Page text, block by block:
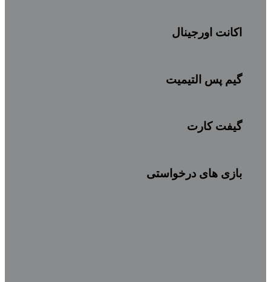
اکانت اورجینال
گیم پس التیمیت
گیفت کارت
بازی های درخواستی